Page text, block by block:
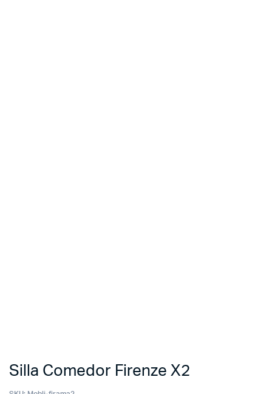
Silla Comedor Firenze X2